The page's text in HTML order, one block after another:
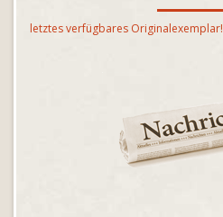
letztes verfügbares Originalexemplar!